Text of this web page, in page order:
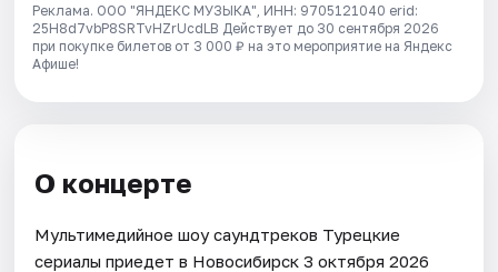
Реклама. ООО "ЯНДЕКС МУЗЫКА", ИНН: 9705121040 erid:
25H8d7vbP8SRTvHZrUcdLB Действует до 30 сентября 2026
при покупке билетов от 3 000 ₽ на это мероприятие на Яндекс
Афише!
О концерте
Мультимедийное шоу саундтреков Турецкие
сериалы приедет в Новосибирск 3 октября 2026